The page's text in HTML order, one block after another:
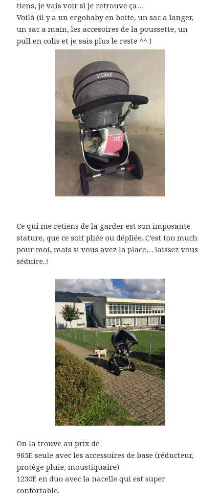
tiens, je vais voir si je retrouve ça…
Voilà (il y a un ergobaby en boite, un sac a langer,
un sac a main, les accesoires de la poussette, un
pull en colis et je sais plus le reste ^^ )
Ce qui me retiens de la garder est son imposante
stature, que ce soit pliée ou dépliée. C’est too much
pour moi, mais si vous avez la place… laissez vous
séduire..!
On la trouve au prix de
965E seule avec les accessoires de base (réducteur,
protège pluie, moustiquaire)
1230E en duo avec la nacelle qui est super
confortable.